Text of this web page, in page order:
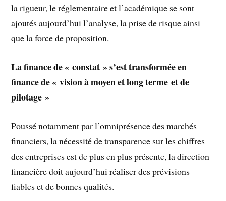
la rigueur, le réglementaire et l’académique se sont
ajoutés aujourd’hui l’analyse, la prise de risque ainsi
que la force de proposition.
La finance de « constat » s’est transformée en
finance de « vision à moyen et long terme et de
pilotage »
Poussé notamment par l’omniprésence des marchés
financiers, la nécessité de transparence sur les chiffres
des entreprises est de plus en plus présente, la direction
financière doit aujourd’hui réaliser des prévisions
fiables et de bonnes qualités.